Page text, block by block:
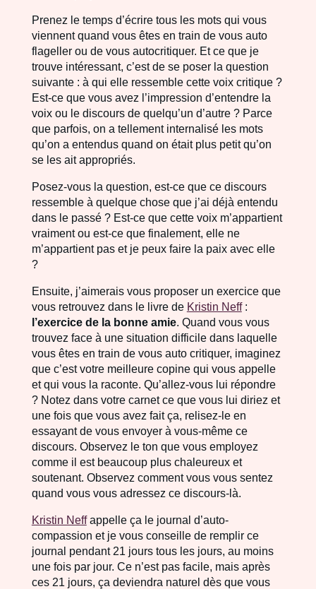
Prenez le temps d’écrire tous les mots qui vous
viennent quand vous êtes en train de vous auto
flageller ou de vous autocritiquer. Et ce que je
trouve intéressant, c’est de se poser la question
suivante : à qui elle ressemble cette voix critique ?
Est-ce que vous avez l’impression d’entendre la
voix ou le discours de quelqu’un d’autre ? Parce
que parfois, on a tellement internalisé les mots
qu’on a entendus quand on était plus petit qu’on
se les ait appropriés.
Posez-vous la question, est-ce que ce discours
ressemble à quelque chose que j’ai déjà entendu
dans le passé ? Est-ce que cette voix m’appartient
vraiment ou est-ce que finalement, elle ne
m’appartient pas et je peux faire la paix avec elle
?
Ensuite, j’aimerais vous proposer un exercice que
vous retrouvez dans le livre de Kristin Neff:
l’exercice de la bonne amie. Quand vous vous
trouvez face à une situation difficile dans laquelle
vous êtes en train de vous auto critiquer, imaginez
que c’est votre meilleure copine qui vous appelle
et qui vous la raconte. Qu’allez-vous lui répondre
? Notez dans votre carnet ce que vous lui diriez et
une fois que vous avez fait ça, relisez-le en
essayant de vous envoyer à vous-même ce
discours. Observez le ton que vous employez
comme il est beaucoup plus chaleureux et
soutenant. Observez comment vous vous sentez
quand vous vous adressez ce discours-là.
Kristin Neffappelle ça le journal d’auto-
compassion et je vous conseille de remplir ce
journal pendant 21 jours tous les jours, au moins
une fois par jour. Ce n’est pas facile, mais après
ces 21 jours, ça deviendra naturel dès que vous